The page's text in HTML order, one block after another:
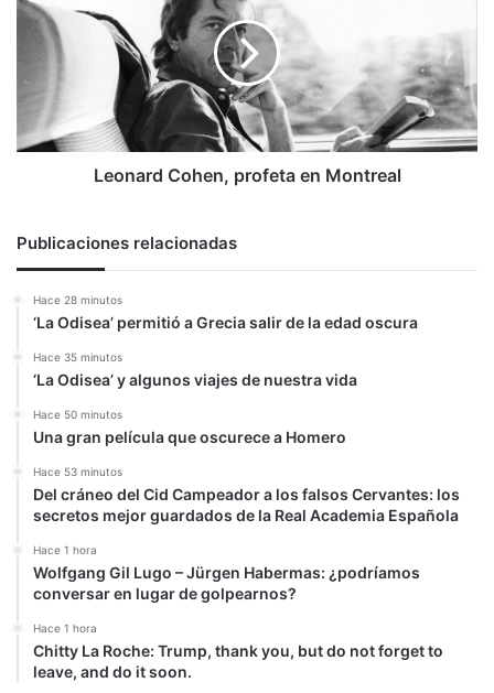
profeta
Montreal
Leonard Cohen, profeta en Montreal
Publicaciones relacionadas
Hace 28 minutos
‘La Odisea’ permitió a Grecia salir de la edad oscura
Hace 35 minutos
‘La Odisea’ y algunos viajes de nuestra vida
Hace 50 minutos
Una gran película que oscurece a Homero
Hace 53 minutos
Del cráneo del Cid Campeador a los falsos Cervantes: los
secretos mejor guardados de la Real Academia Española
Hace 1 hora
Wolfgang Gil Lugo – Jürgen Habermas: ¿podríamos
conversar en lugar de golpearnos?
Hace 1 hora
Chitty La Roche: Trump, thank you, but do not forget to
leave, and do it soon.